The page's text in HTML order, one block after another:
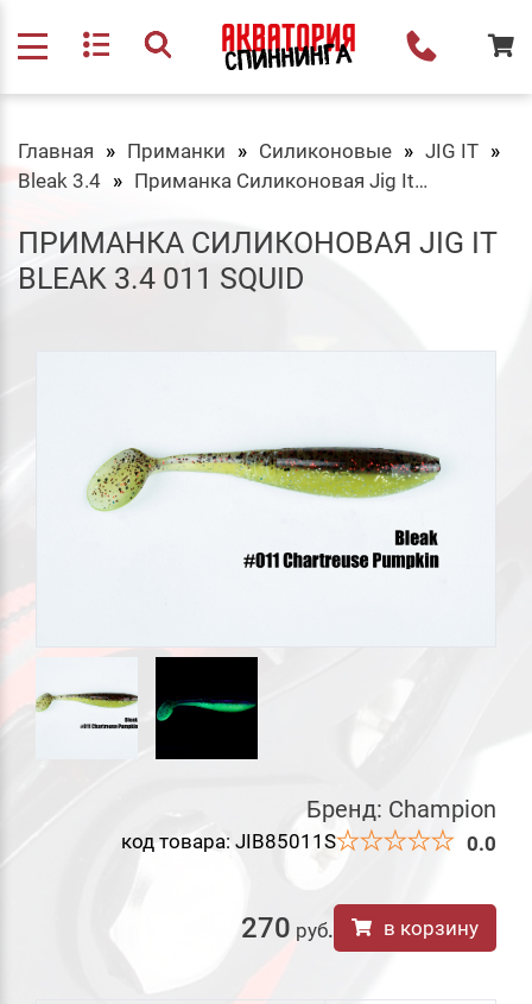
Главная Приманки Силиконовые
JIG IT
Bleak 3.4
Приманка Силиконовая Jig It Bleak 3.4 011 Squid
ПРИМАНКА СИЛИКОНОВАЯ JIG IT
BLEAK 3.4 011 SQUID
Бренд: Champion
код товара: JIB85011S 0.0
270 руб. в корзину